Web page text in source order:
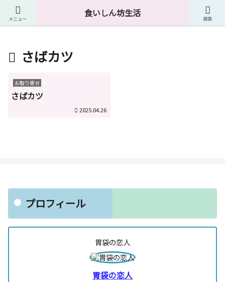
４０代独身男が食に関して様々なものを紹介しています。
さばカツ
お取り寄せ
さばカツ
2025.04.26
プロフィール
胃袋の恋人
胃袋の恋人
メニュー
食いしん坊生活
検索